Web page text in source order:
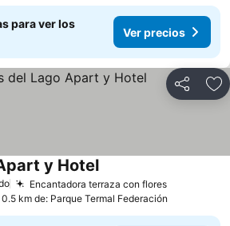
para ver los
Ver precios
Compartir
Encantadora terraza con floresVer
y HotelVer precios
km de: Parque Termal Federación